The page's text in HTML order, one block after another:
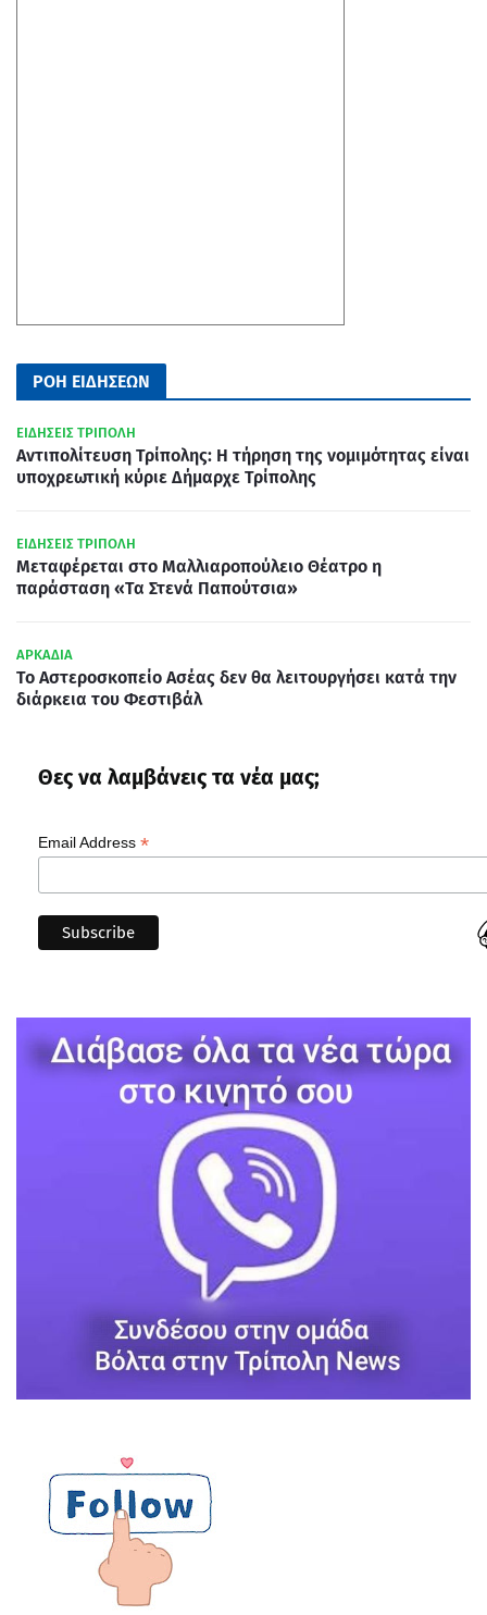
ΡΟΗ ΕΙΔΗΣΕΩΝ
ΕΙΔΗΣΕΙΣ ΤΡΙΠΟΛΗ
Αντιπολίτευση Τρίπολης: Η τήρηση της νομιμότητας είναι
υποχρεωτική κύριε Δήμαρχε Τρίπολης
ΕΙΔΗΣΕΙΣ ΤΡΙΠΟΛΗ
Μεταφέρεται στο Μαλλιαροπούλειο Θέατρο η
παράσταση «Τα Στενά Παπούτσια»
ΑΡΚΑΔΙΑ
Το Αστεροσκοπείο Ασέας δεν θα λειτουργήσει κατά την
διάρκεια του Φεστιβάλ
Θες να λαμβάνεις τα νέα μας;
Email Address *